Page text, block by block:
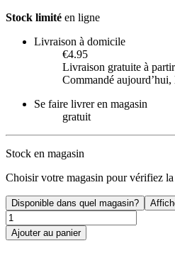
Stock limité en ligne
Livraison à domicile
€4.95
Livraison gratuite à
Commandé
Se faire livrer en magasin
gratuit
Stock en magasin
Choisir votre magasin pour vérifiez
Disponible dans quel magasin?
Ajouter au panier